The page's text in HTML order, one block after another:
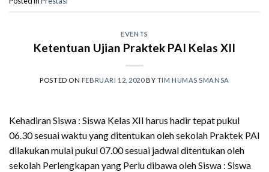
EVENTS
Ketentuan Ujian Praktek PAI Kelas XII
POSTED ON FEBRUARI 12, 2020BY TIM HUMAS SMANSA
Kehadiran Siswa : Siswa Kelas XII harus hadir tepat pukul
06.30 sesuai waktu yang ditentukan oleh sekolah Praktek PAI
dilakukan mulai pukul 07.00 sesuai jadwal ditentukan oleh
sekolah Perlengkapan yang Perlu dibawa oleh Siswa : Siswa